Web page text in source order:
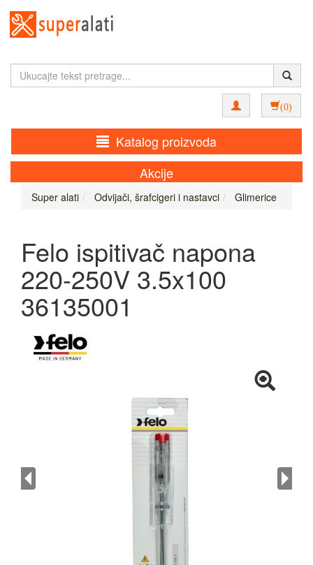
(0)
Katalog proizvoda
Akcije
Super alati Odvijači, šrafcigeri i nastavci Glimerice
Felo ispitivač napona
220-250V 3.5x100
36135001